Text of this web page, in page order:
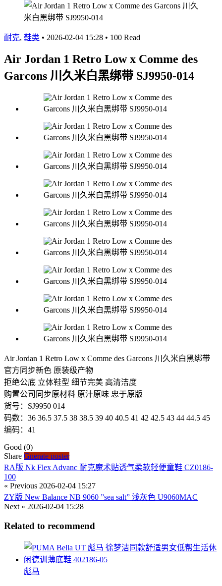
耐克, 鞋类 • 2026-02-04 15:28 • 100 Read
Air Jordan 1 Retro Low x Comme des
Garcons 川久米白黑绑带 SJ9950-014
Air Jordan 1 Retro Low x Comme des Garcons 川久米白黑绑带
官方同步新色 原装级产物
拒绝公底 立体鞋型 细节完美 高清洁度
购置公司同步原材料 原汁原味 忠于原版
货号：SJ9950 014
码数：36 36.5 37.5 38 38.5 39 40 40.5 41 42 42.5 43 44 44.5 45
编码：41
Good (0)
Share Gnerate poster
RA版 Nk Flex Advanc 耐克魔术贴透气柔软轻便童鞋 CZ0186-
100
« Previous 2026-02-04 15:27
ZY版 New Balance NB 9060 ”sea salt” 浅灰色 U9060MAC
Next » 2026-02-04 15:28
Related to recommend
彪马